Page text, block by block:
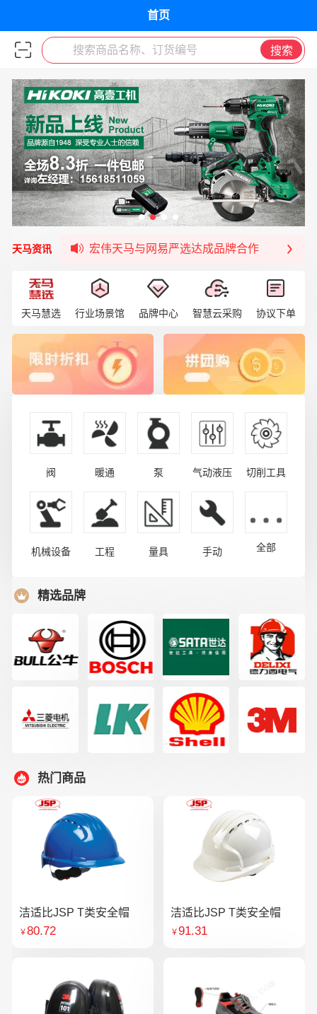
首页
搜索商品名称、订货编号 搜索
天马资讯
宏伟天马与航天电子超市顺利完成对接！
宏伟天马平台喜迎战略合作伙伴——航天动力
签约喜讯 | 宏伟与中铝集团成功签约！
宏伟天马与网易严选达成品牌合作
天马慧选 行业场景馆 品牌中心 智慧云采购 协议下单
阀 暖通 泵 气动液压 切削工具
机械设备 工程 量具 手动 全部
精选品牌
热门商品
洁适比JSP T类安全帽
￥80.72
洁适比JSP T类安全帽
￥91.31